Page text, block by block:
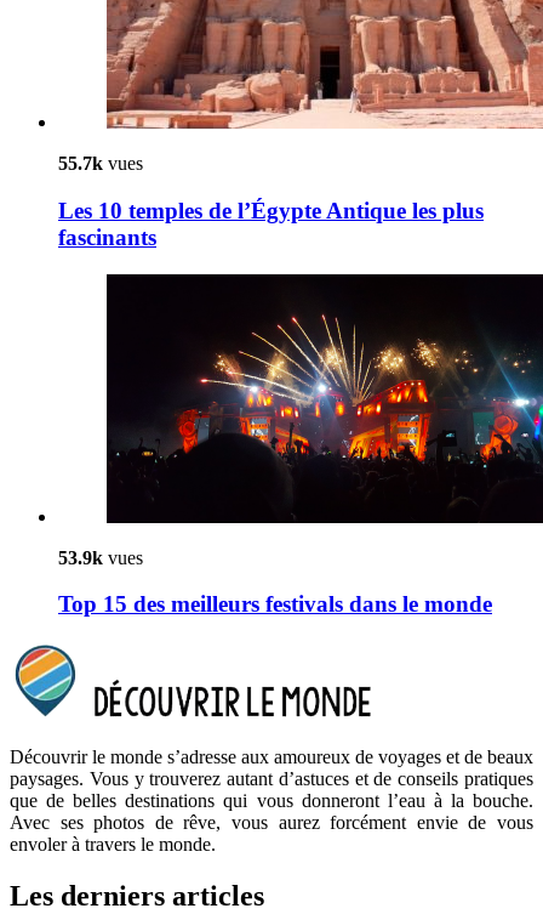
55.7k vues
Les 10 temples de l’Égypte Antique les plus
fascinants
53.9k vues
Top 15 des meilleurs festivals dans le monde
Découvrir le monde s’adresse aux amoureux de voyages et de beaux
paysages. Vous y trouverez autant d’astuces et de conseils pratiques
que de belles destinations qui vous donneront l’eau à la bouche.
Avec ses photos de rêve, vous aurez forcément envie de vous
envoler à travers le monde.
Les derniers articles